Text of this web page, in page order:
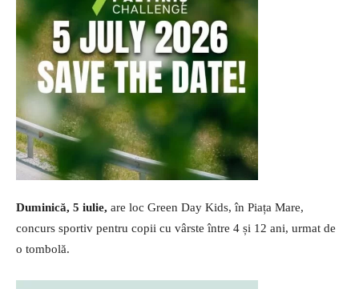
Duminică, 5 iulie, are loc Green Day Kids, în Piața Mare,
concurs sportiv pentru copii cu vârste între 4 și 12 ani, urmat de
o tombolă.